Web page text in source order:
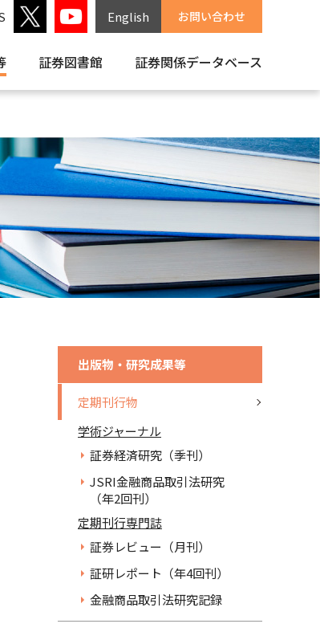
English お問い合わせ
証券図書館 証券関係データベース
出版物・研究成果等
定期刊行物
学術ジャーナル
証券経済研究（季刊）
JSRI金融商品取引法研究
（年2回刊）
定期刊行専門誌
証券レビュー（月刊）
証研レポート（年4回刊）
金融商品取引法研究記録